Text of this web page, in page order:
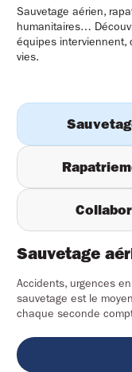
Sauvetage aérien,
humanitaires…
équipes interviennent,
vies.
Sauvetage
Accidents, urgences
sauvetage est le
chaque seconde